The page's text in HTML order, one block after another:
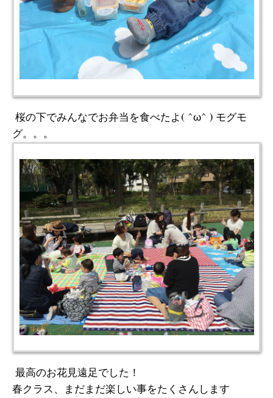
桜の下でみんなでお弁当を食べたよ( ^ω^ ) モグモ
グ。。。
最高のお花見遠足でした！
春クラス、まだまだ楽しい事をたくさんします